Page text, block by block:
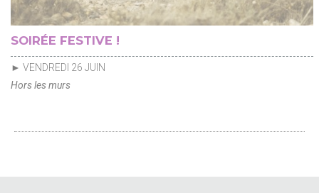
SOIRÉE FESTIVE !
► VENDREDI 26 JUIN
Hors les murs